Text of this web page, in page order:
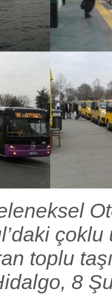
çoklu
toplu
8